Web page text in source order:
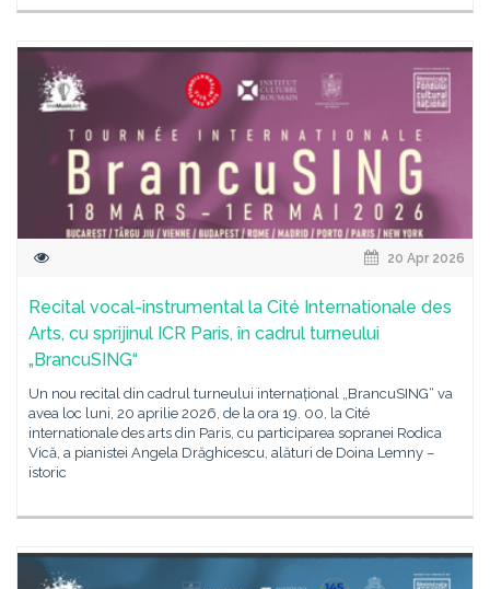
20 Apr 2026
Recital vocal-instrumental la Cité Internationale des
Arts, cu sprijinul ICR Paris, în cadrul turneului
„BrancuSING“
Un nou recital din cadrul turneului internațional „BrancuSING“ va
avea loc luni, 20 aprilie 2026, de la ora 19. 00, la Cité
internationale des arts din Paris, cu participarea sopranei Rodica
Vică, a pianistei Angela Drăghicescu, alături de Doina Lemny –
istoric